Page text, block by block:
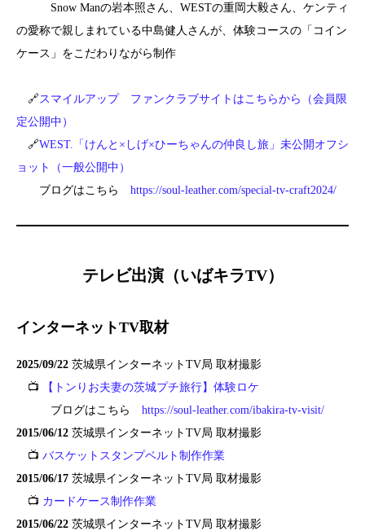
Snow Manの岩本照さん、WESTの重岡大毅さん、ケンティ
の愛称で親しまれている中島健人さんが、体験コースの「コイン
ケース」をこだわりながら制作
🔗スマイルアップ ファンクラブサイトはこちらから（会員限
定公開中）
🔗WEST.「けんと×しげ×ひーちゃんの仲良し旅」未公開オフシ
ョット（一般公開中）
ブログはこちら https://soul-leather.com/special-tv-craft2024/
テレビ出演（いばキラTV）
インターネットTV取材
2025/09/22 茨城県インターネットTV局 取材撮影
📺
【トンりお夫妻の茨城プチ旅行】体験ロケ
ブログはこちら https://soul-leather.com/ibakira-tv-visit/
2015/06/12 茨城県インターネットTV局 取材撮影
📺 バスケットスタンプベルト制作作業
2015/06/17 茨城県インターネットTV局 取材撮影
📺 カードケース制作作業
2015/06/22 茨城県インターネットTV局 取材撮影